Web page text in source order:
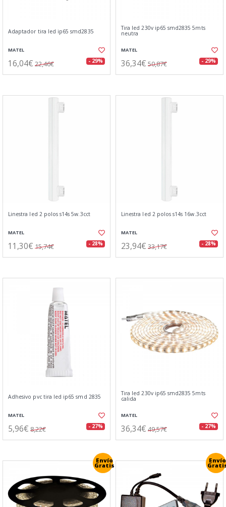
Adaptador tira led ip65 smd2835
MATEL
16,04€ 22,46€ - 29%
Tira led 230v ip65 smd2835 5mts
neutra
MATEL
36,34€ 50,87€ - 29%
Linestra led 2 polos s14s 5w.3cct
MATEL
11,30€ 15,74€ - 28%
Linestra led 2 polos s14s 16w.3cct
MATEL
23,94€ 33,17€ - 28%
Adhesivo pvc tira led ip65 smd 2835
MATEL
5,96€ 8,22€ - 27%
Tira led 230v ip65 smd2835 5mts
calida
MATEL
36,34€ 49,57€ - 27%
Envío
Gratis
Envío